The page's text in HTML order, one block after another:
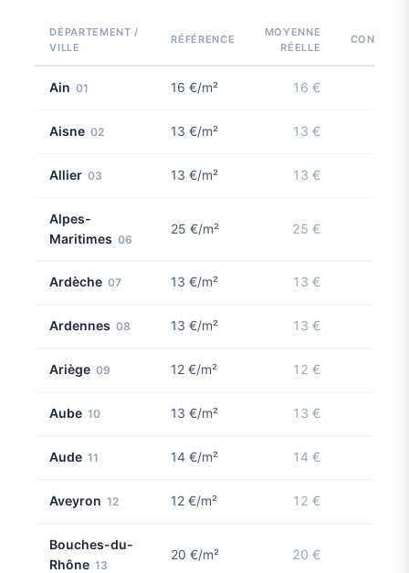
DÉPARTEMENT /
VILLE
RÉFÉRENCE
MOYENNE
RÉELLE
Ain 01 16 €/m² 16 €
Aisne 02 13 €/m² 13 €
Allier 03 13 €/m² 13 €
Alpes-
Maritimes 06
25 €/m² 25 €
Ardèche 07 13 €/m² 13 €
Ardennes 08 13 €/m² 13 €
Ariège 09 12 €/m² 12 €
Aube 10 13 €/m² 13 €
Aude 11 14 €/m² 14 €
Aveyron 12 12 €/m² 12 €
Bouches-du-
Rhône 13
20 €/m² 20 €